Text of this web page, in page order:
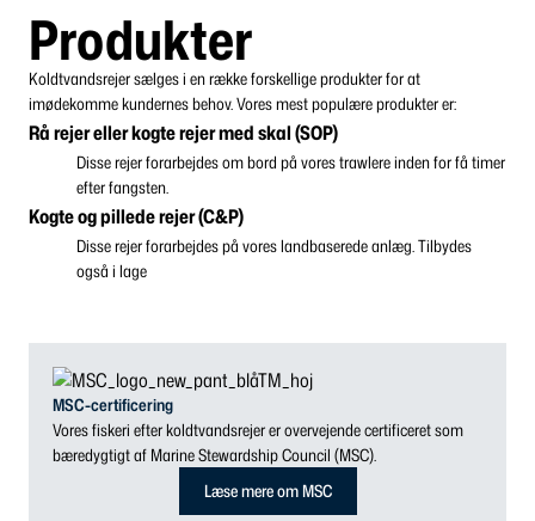
Produkter
Koldtvandsrejer sælges i en række forskellige produkter for at
imødekomme kundernes behov. Voresmest populære produkter er:
Rå rejer eller kogte rejer med skal (SOP)
Disse rejer forarbejdes om bord på vores trawlere inden for få timer
efter fangsten.
Kogte og pillede rejer (C&P)
Disse rejer forarbejdes på vores landbaserede anlæg. Tilbydes
også i lage
MSC-certificering
Vores fiskeri efter koldtvandsrejer er overvejende certificeret som
bæredygtigt af Marine Stewardship Council (MSC).
Læse mere om MSC